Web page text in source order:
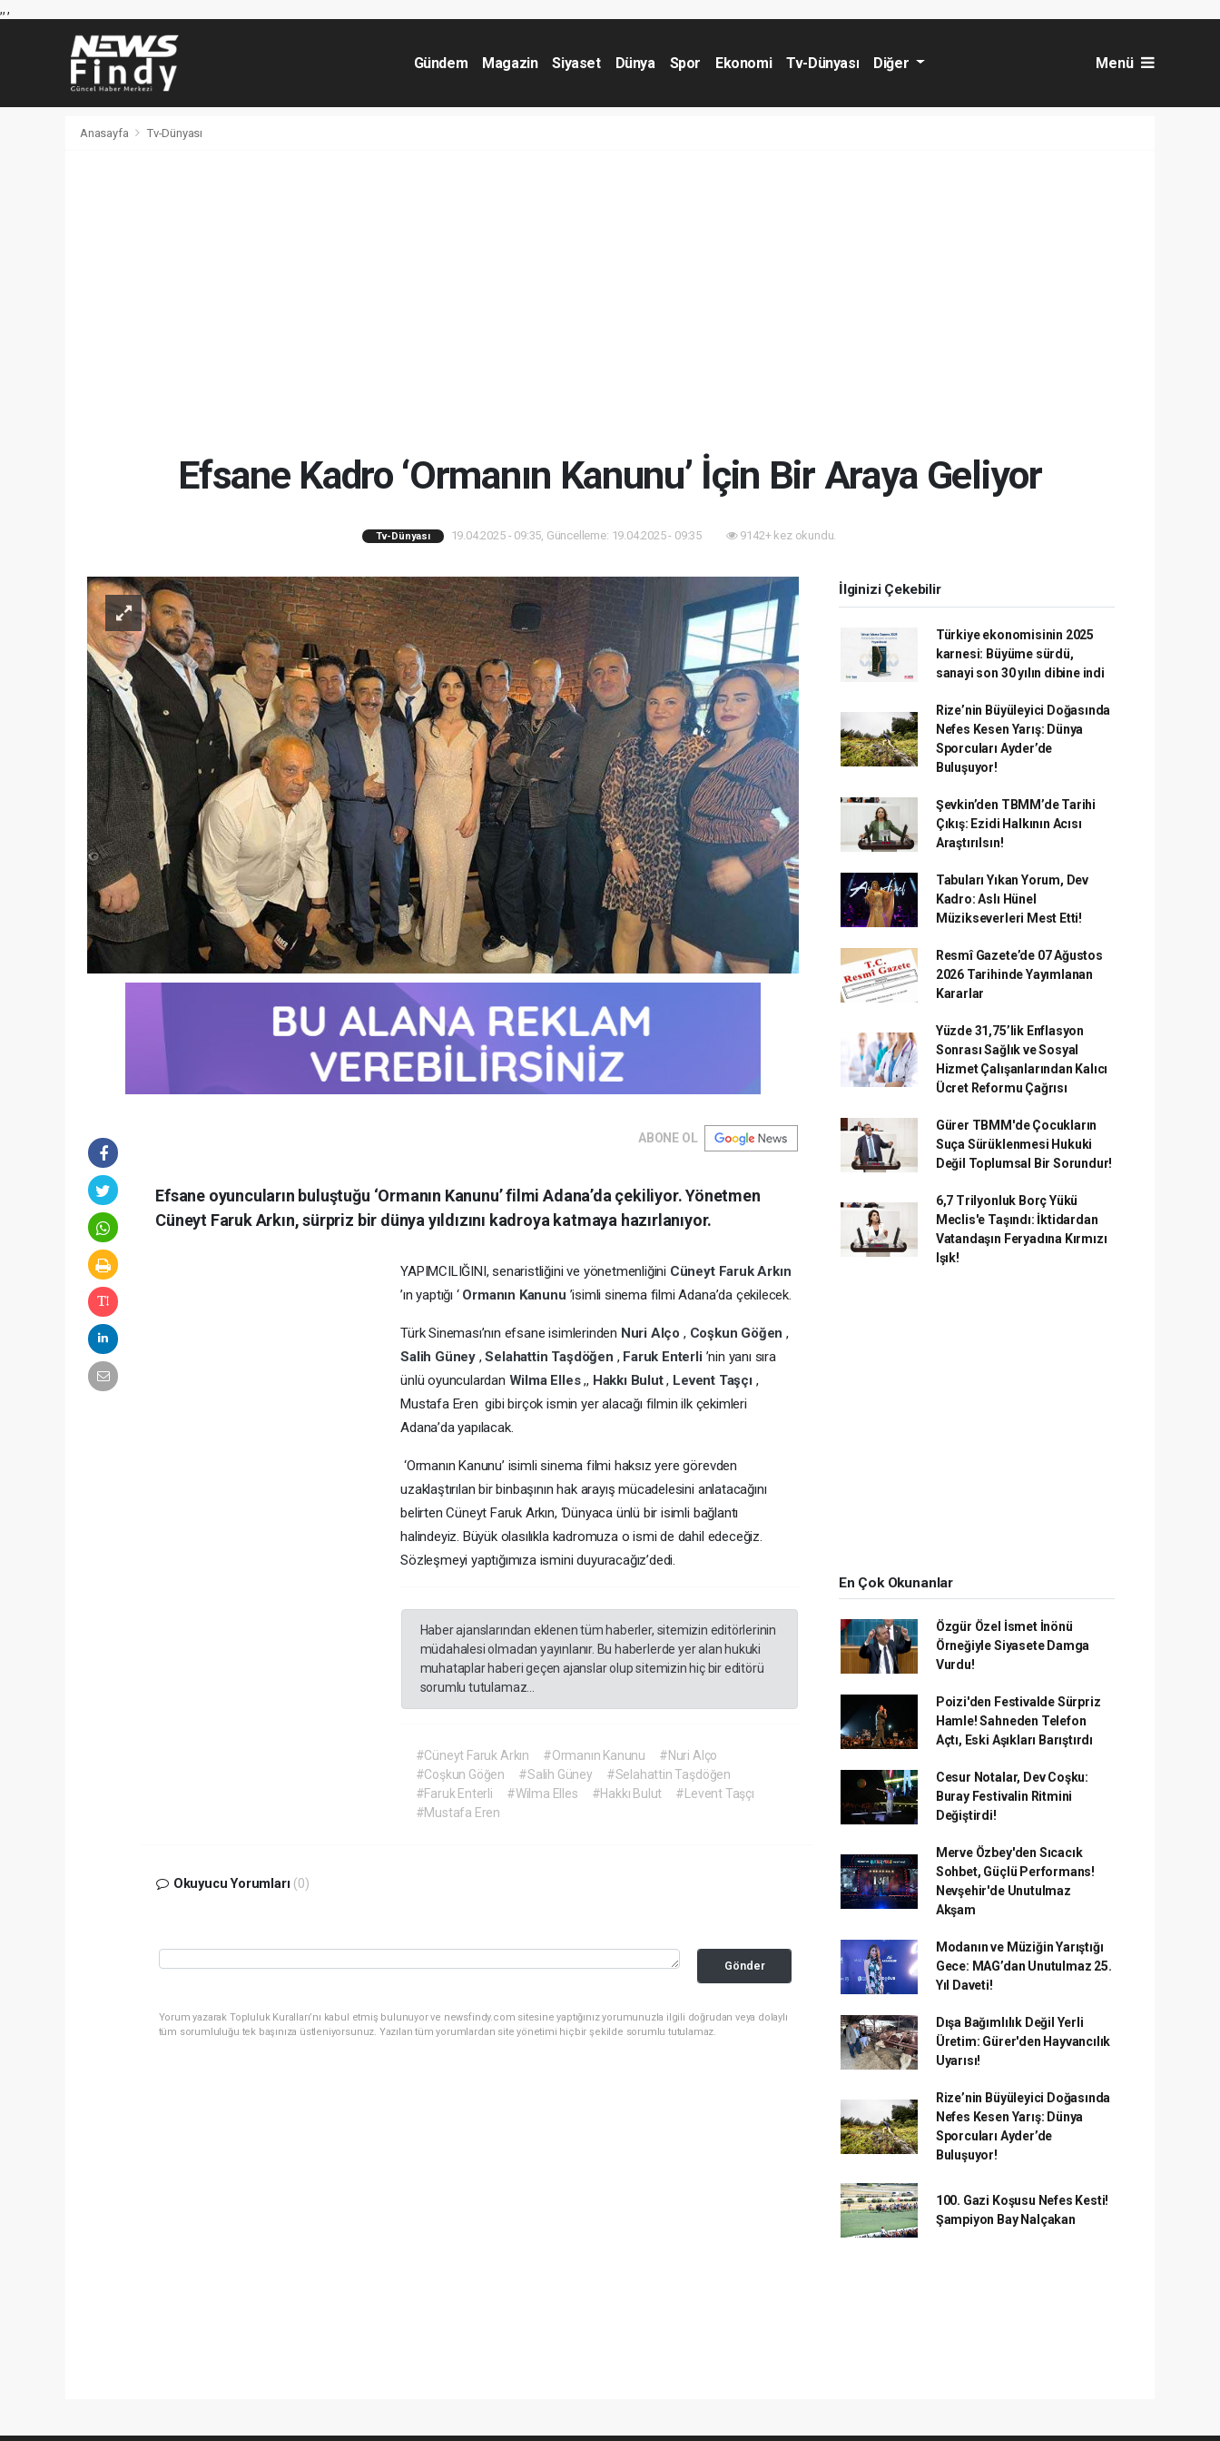
,,,
Gündem Magazin Siyaset Dünya Spor Ekonomi Tv-Dünyası Diğer Menü
Anasayfa Tv-Dünyası
Efsane Kadro ‘Ormanın Kanunu’ İçin Bir Araya Geliyor
Tv-Dünyası 19.04.2025 - 09:35, Güncelleme: 19.04.2025 - 09:35 9142+ kez okundu.
ABONE OL
Efsane oyuncuların buluştuğu ‘Ormanın Kanunu’ filmi Adana’da çekiliyor. Yönetmen
Cüneyt Faruk Arkın, sürpriz bir dünya yıldızını kadroya katmaya hazırlanıyor.
YAPIMCILIĞINI, senaristliğini ve yönetmenliğini Cüneyt Faruk Arkın
’ın yaptığı ‘ Ormanın Kanunu ’isimli sinema filmi Adana’da çekilecek.
Türk Sineması’nın efsane isimlerinden Nuri Alço , Coşkun Göğen,
Salih Güney ,Selahattin Taşdöğen , Faruk Enterli ’nin yanı sıra
ünlü oyunculardan Wilma Elles,, Hakkı Bulut, Levent Taşçı ,
Mustafa Eren gibi birçok ismin yer alacağı filmin ilk çekimleri
Adana’da yapılacak.
‘Ormanın Kanunu’ isimli sinema filmi haksız yere görevden
uzaklaştırılan bir binbaşının hak arayış mücadelesini anlatacağını
belirten Cüneyt Faruk Arkın, ‘Dünyaca ünlü bir isimli bağlantı
halindeyiz. Büyük olasılıkla kadromuza o ismi de dahil edeceğiz.
Sözleşmeyi yaptığımıza ismini duyuracağız’dedi.
Haber ajanslarından eklenen tüm haberler, sitemizin editörlerinin
müdahalesi olmadan yayınlanır. Bu haberlerde yer alan hukuki
muhataplar haberi geçen ajanslar olup sitemizin hiç bir editörü
sorumlu tutulamaz...
#Cüneyt Faruk Arkın #Ormanın Kanunu
#Nuri Alço
#Coşkun Göğen
#Salih Güney
#Selahattin Taşdöğen
#Faruk Enterli
#Wilma Elles #Hakkı Bulut
#Levent Taşçı
#Mustafa Eren
Okuyucu Yorumları (0)
Gönder
Yorum yazarak Topluluk Kuralları’nı kabul etmiş bulunuyor ve newsfindy.com sitesine yaptığınız yorumunuzla ilgili doğrudan veya dolaylı
tüm sorumluluğu tek başınıza üstleniyorsunuz. Yazılan tüm yorumlardan site yönetimi hiçbir şekilde sorumlu tutulamaz.
İlginizi Çekebilir
Türkiye ekonomisinin 2025
karnesi: Büyüme sürdü,
sanayi son 30 yılın dibine indi
Rize’nin Büyüleyici Doğasında
Nefes Kesen Yarış: Dünya
Sporcuları Ayder’de
Buluşuyor!
Şevkin’den TBMM’de Tarihi
Çıkış: Ezidi Halkının Acısı
Araştırılsın!
Tabuları Yıkan Yorum, Dev
Kadro: Aslı Hünel
Müzikseverleri Mest Etti!
Resmî Gazete’de 07 Ağustos
2026 Tarihinde Yayımlanan
Kararlar
Yüzde 31,75’lik Enflasyon
Sonrası Sağlık ve Sosyal
Hizmet Çalışanlarından Kalıcı
Ücret Reformu Çağrısı
Gürer TBMM'de Çocukların
Suça Sürüklenmesi Hukuki
Değil Toplumsal Bir Sorundur!
6,7 Trilyonluk Borç Yükü
Meclis'e Taşındı: İktidardan
Vatandaşın Feryadına Kırmızı
Işık!
En Çok Okunanlar
Özgür Özel İsmet İnönü
Örneğiyle Siyasete Damga
Vurdu!
Poizi'den Festivalde Sürpriz
Hamle! Sahneden Telefon
Açtı, Eski Aşıkları Barıştırdı
Cesur Notalar, Dev Coşku:
Buray Festivalin Ritmini
Değiştirdi!
Merve Özbey'den Sıcacık
Sohbet, Güçlü Performans!
Nevşehir'de Unutulmaz
Akşam
Modanın ve Müziğin Yarıştığı
Gece: MAG’dan Unutulmaz 25.
Yıl Daveti!
Dışa Bağımlılık Değil Yerli
Üretim: Gürer'den Hayvancılık
Uyarısı!
Rize’nin Büyüleyici Doğasında
Nefes Kesen Yarış: Dünya
Sporcuları Ayder’de
Buluşuyor!
100. Gazi Koşusu Nefes Kesti!
Şampiyon Bay Nalçakan